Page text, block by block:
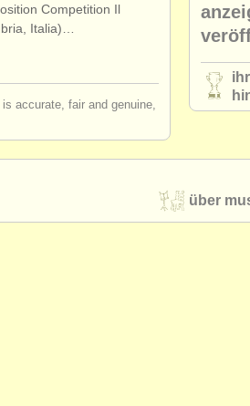
Competition Il
Italia)…
accurate, fair and genuine,
über